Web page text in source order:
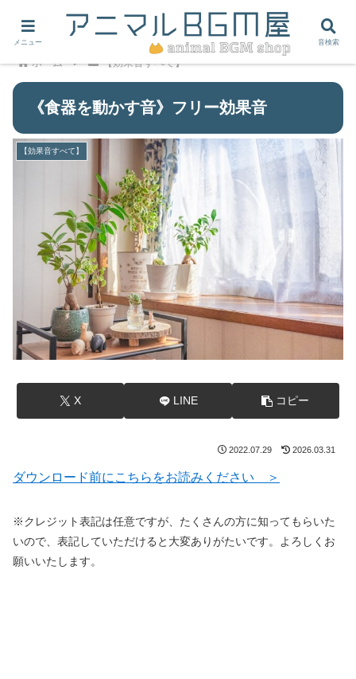
ホーム 【効果音すべて】
《食器を動かす音》フリー効果音
【効果音すべて】
X LINE コピー
2022.07.29 2026.03.31
ダウンロード前にこちらをお読みください ＞
※クレジット表記は任意ですが、たくさんの方に知ってもらいた
いので、表記していただけると大変ありがたいです。よろしくお
願いいたします。
メニュー 音検索